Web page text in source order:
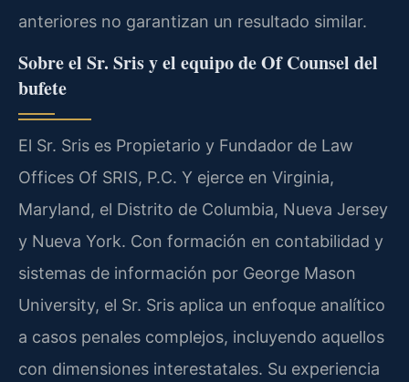
anteriores no garantizan un resultado similar.
Sobre el Sr. Sris y el equipo de Of Counsel del
bufete
El Sr. Sris es Propietario y Fundador de Law
Offices Of SRIS, P.C. Y ejerce en Virginia,
Maryland, el Distrito de Columbia, Nueva Jersey
y Nueva York. Con formación en contabilidad y
sistemas de información por George Mason
University, el Sr. Sris aplica un enfoque analítico
a casos penales complejos, incluyendo aquellos
con dimensiones interestatales. Su experiencia